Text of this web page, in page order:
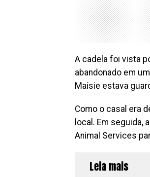
A cadela foi vista
abandonado em
Maisie estava
Como o casal era
local. Em seguida,
Animal Services
Leia mais